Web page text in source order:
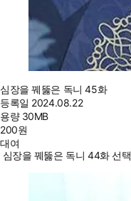
심장을 꿰뚫은 독니 45화
등록일 2024.08.22
용량 30MB
200원
대여
심장을 꿰뚫은 독니 44화 선택